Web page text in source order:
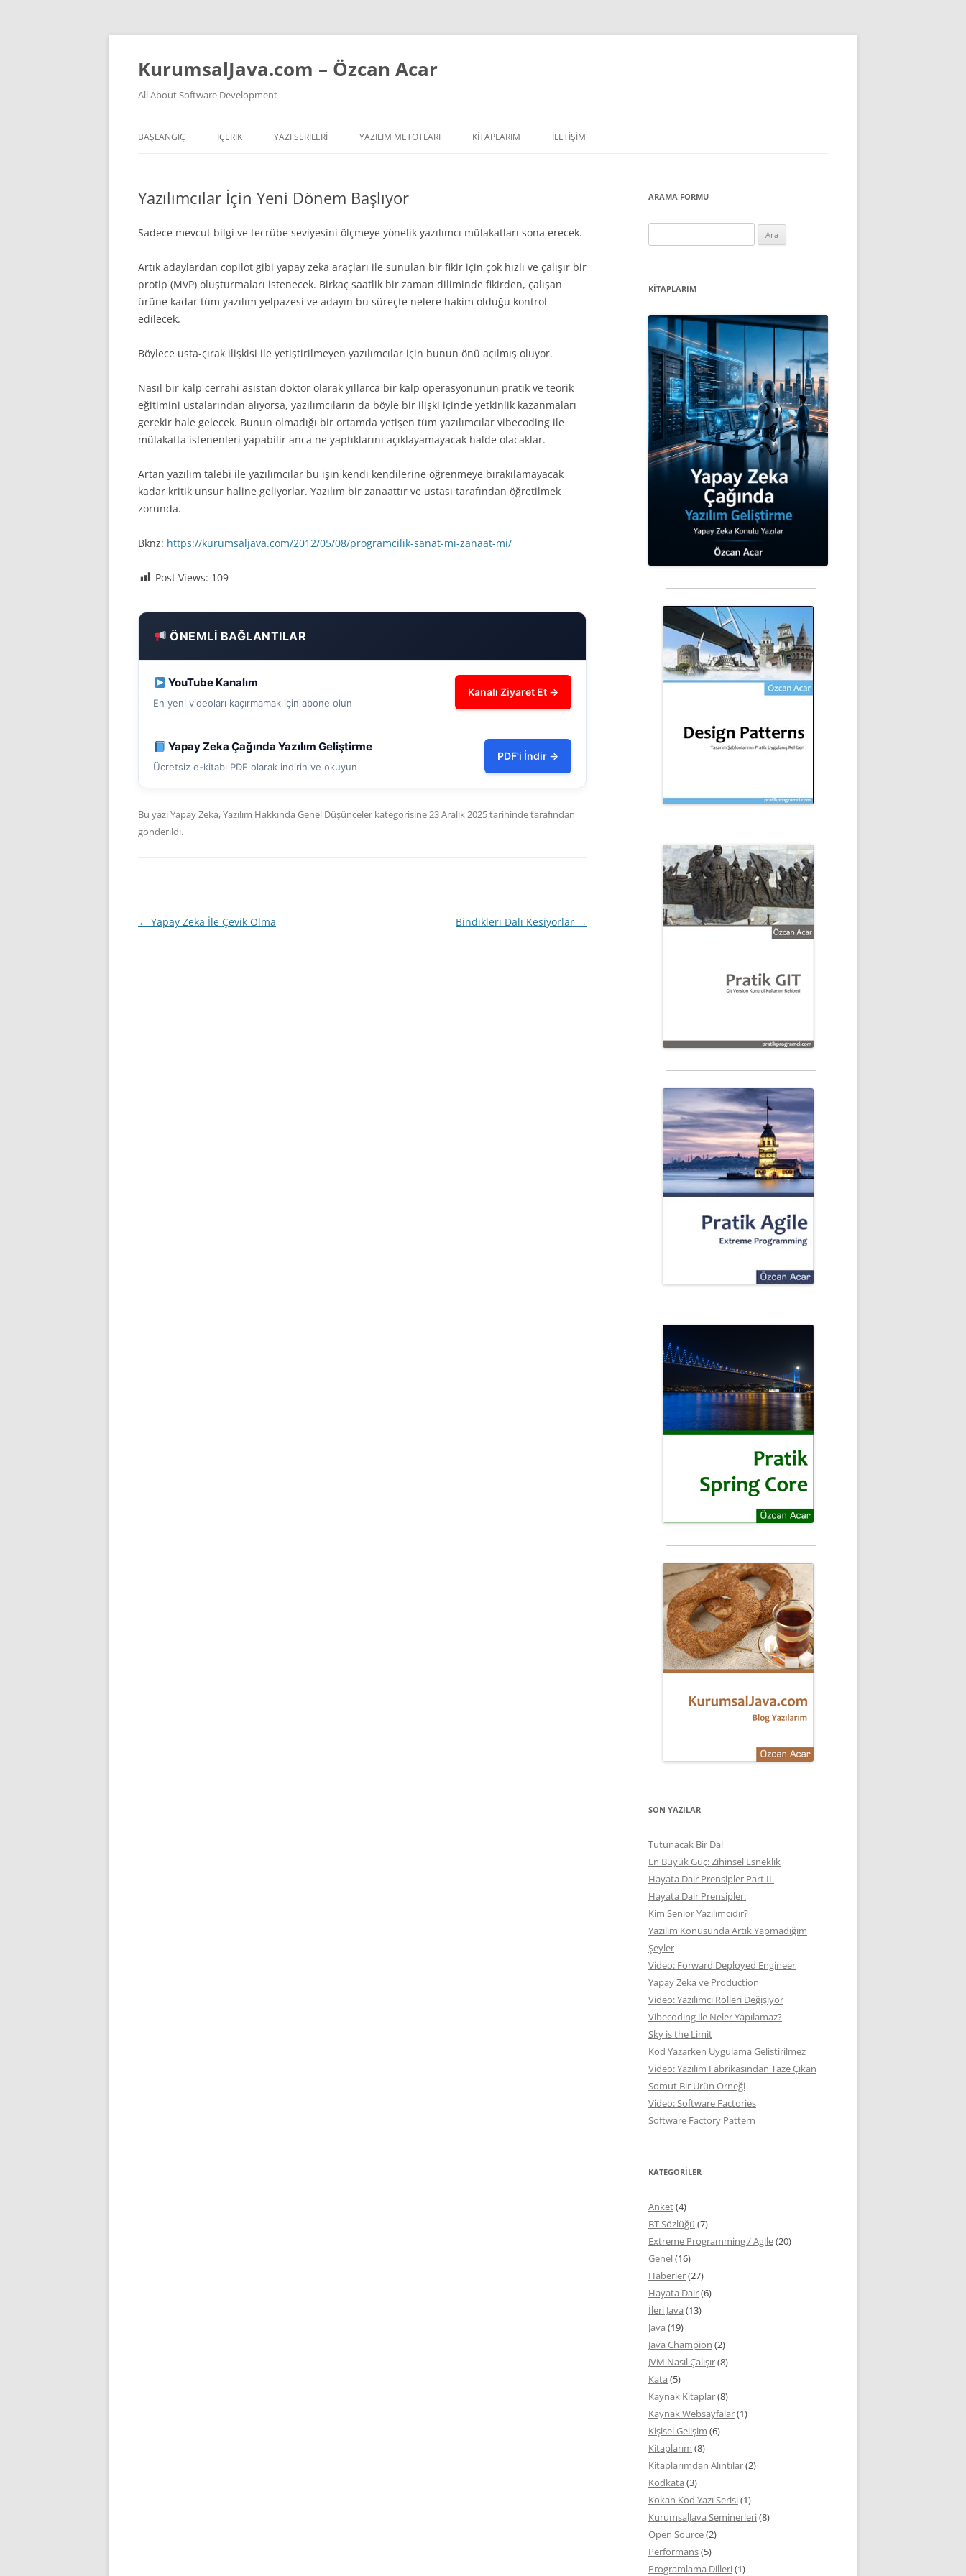
İçeriğe
KurumsalJava.com – Özcan Acar
All About Software Development
BAŞLANGIÇ İÇERİK
YAPAY ZEKA VIDEOLARI
YAPAY ZEKA KONULU YAZILAR
DÜŞÜNCELER
JAVA
MAKALELER
EĞITIM VIDEOLARI (SCREENCAST)
SEMINERLER – SUNUMLAR
KIŞISEL GELIŞIM
PÜF NOKTASI
YAZI SERILERI
TEMEL PRENSIPLER YAZI SERISI
KOKAN KOD YAZI SERISI
YAZILIM METOTLARI
REFACTORING
TASARIM PRENSIPLERI
YAZILIM TESTLERI
KITAPLARIM İLETİŞİM
Yazılımcılar İçin Yeni Dönem Başlıyor
Sadece mevcut bilgi ve tecrübe seviyesini ölçmeye yönelik yazılımcı mülakatları sona erecek.
Artık adaylardan copilot gibi yapay zeka araçları ile sunulan bir fikir için çok hızlı ve çalışır bir
protip (MVP) oluşturmaları istenecek. Birkaç saatlik bir zaman diliminde fikirden, çalışan
ürüne kadar tüm yazılım yelpazesi ve adayın bu süreçte nelere hakim olduğu kontrol
edilecek.
Böylece usta-çırak ilişkisi ile yetiştirilmeyen yazılımcılar için bunun önü açılmış oluyor.
Nasıl bir kalp cerrahi asistan doktor olarak yıllarca bir kalp operasyonunun pratik ve teorik
eğitimini ustalarından alıyorsa, yazılımcıların da böyle bir ilişki içinde yetkinlik kazanmaları
gerekir hale gelecek. Bunun olmadığı bir ortamda yetişen tüm yazılımcılar vibecoding ile
mülakatta istenenleri yapabilir anca ne yaptıklarını açıklayamayacak halde olacaklar.
Artan yazılım talebi ile yazılımcılar bu işin kendi kendilerine öğrenmeye bırakılamayacak
kadar kritik unsur haline geliyorlar. Yazılım bir zanaattır ve ustası tarafından öğretilmek
zorunda.
Bknz: https://kurumsaljava.com/2012/05/08/programcilik-sanat-mi-zanaat-mi/
Post Views: 109
ÖNEMLI BAĞLANTILAR
YouTube Kanalım
En yeni videoları kaçırmamak için abone olun
Kanalı Ziyaret Et →
Yapay Zeka Çağında Yazılım Geliştirme
Ücretsiz e-kitabı PDF olarak indirin ve okuyun
PDF'i İndir →
Bu yazıYapay Zeka,Yazılım Hakkında Genel Düşünceler kategorisine23 Aralık 2025tarihindetarafından
gönderildi.
Yazı
← Yapay Zeka İle Çevik Olma Bindikleri Dalı Kesiyorlar →
ARAMA FORMU
KITAPLARIM
SON YAZILAR
Tutunacak Bir Dal
En Büyük Güç: Zihinsel Esneklik
Hayata Dair Prensipler Part II.
Hayata Dair Prensipler:
Kim Senior Yazılımcıdır?
Yazılım Konusunda Artık Yapmadığım
Şeyler
Video: Forward Deployed Engineer
Yapay Zeka ve Production
Video: Yazılımcı Rolleri Değişiyor
Vibecoding ile Neler Yapılamaz?
Sky is the Limit
Kod Yazarken Uygulama Gelistirilmez
Video: Yazılım Fabrikasından Taze Çıkan
Somut Bir Ürün Örneği
Video: Software Factories
Software Factory Pattern
KATEGORILER
Anket(4)
BT Sözlüğü (7)
Extreme Programming / Agile(20)
Genel(16)
Haberler(27)
Hayata Dair(6)
İleri Java (13)
Java (19)
Java Champion (2)
JVM Nasıl Çalışır(8)
Kata (5)
Kaynak Kitaplar(8)
Kaynak Websayfalar(1)
Kişisel Gelişim (6)
Kitaplarım (8)
Kitaplarımdan Alıntılar(2)
Kodkata (3)
Kokan Kod Yazı Serisi(1)
KurumsalJava Seminerleri(8)
Open Source(2)
Performans(5)
Programlama Dilleri(1)